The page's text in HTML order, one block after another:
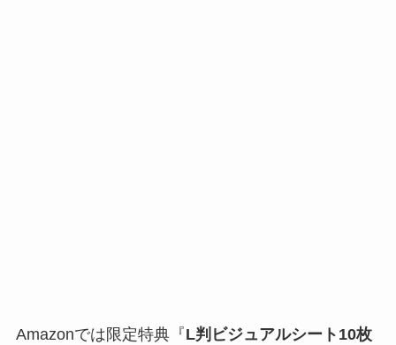
Amazonでは限定特典『L判ビジュアルシート10枚